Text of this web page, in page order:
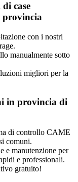
case
provincia
con i nostri
manualmente sotto
migliori per la
in provincia di
di controllo CAME
comuni.
e manutenzione per
e professionali.
gratuito!